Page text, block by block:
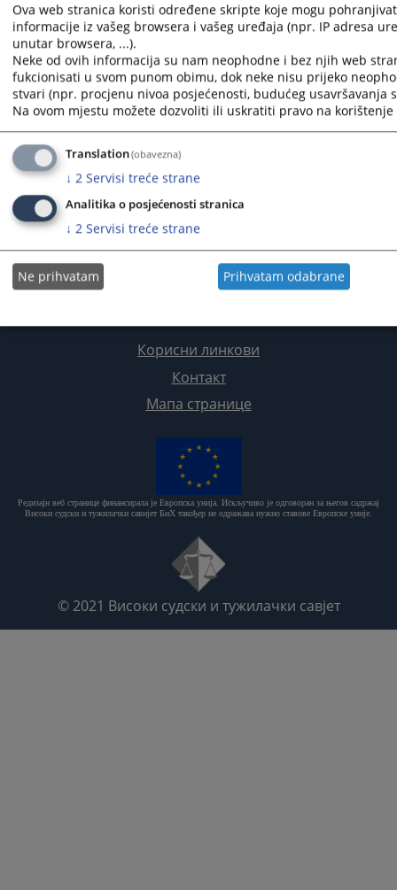
Корисни линкови
Контакт
Мапа странице
Редизајн веб странице финансирала је Европска унија. Искључиво је одговоран за његов садржај
Високи судски и тужилачки савијет БиХ такођер не одражава нужно ставове Европске уније.
© 2021 Високи судски и тужилачки савјет
Ova web stranica koristi određene skripte koje mogu
informacije iz vašeg browsera i vašeg uređaja (npr. IP adresa
unutar browsera, ...).
Neke od ovih informacija su nam neophodne i bez njih web
fukcionisati u svom punom obimu, dok neke nisu prijeko
stvari (npr. procjenu nivoa posjećenosti, budućeg usavršavanja
Na ovom mjestu možete dozvoliti ili uskratiti pravo na
Translation(obavezna)
↓ 2 Servisi treće strane
Analitika o posjećenosti stranica
↓ 2 Servisi treće strane
Ne prihvatam Prihvatam odabrane